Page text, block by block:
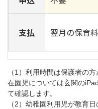
支払 翌月の保育
（1）利用時間は保護者の
在園児については玄関の
て確認します。
（2）幼稚園利用児が教育